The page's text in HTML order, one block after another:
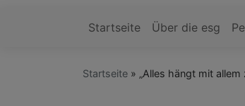
Startseite Über die esg
Startseite „Alles hängt mit